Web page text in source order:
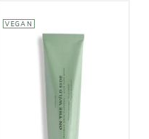
VEGAN
ON THE WILD
SIDE